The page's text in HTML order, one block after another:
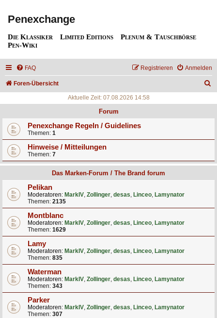
Penexchange
Die Klassiker Limited Editions
Plenum & Tauschbörse
Pen-Wiki
FAQ Anmelden
Registrieren
Foren-Übersicht
Aktuelle Zeit: 07.08.2026 14:58
Forum
Penexchange Regeln / Guidelines
Themen: 1
Hinweise / Mitteilungen
Themen: 7
Das Marken-Forum / The Brand forum
Pelikan
Moderatoren: MarkIV, Zollinger, desas, Linceo, Lamynator
Themen: 2135
Montblanc
Moderatoren: MarkIV, Zollinger, desas, Linceo, Lamynator
Themen: 1629
Lamy
Moderatoren: MarkIV, Zollinger, desas, Linceo, Lamynator
Themen: 835
Waterman
Moderatoren: MarkIV, Zollinger, desas, Linceo, Lamynator
Themen: 343
Parker
Moderatoren: MarkIV, Zollinger, desas, Linceo, Lamynator
Themen: 307